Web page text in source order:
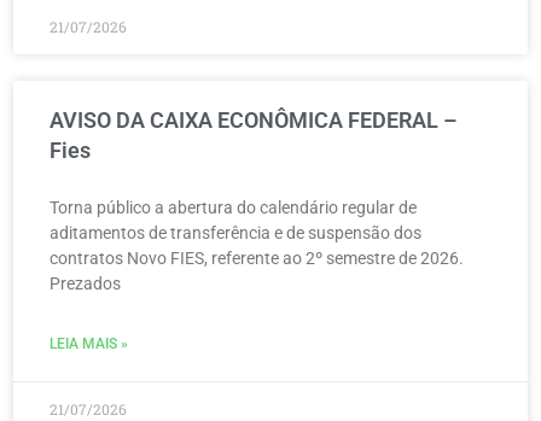
21/07/2026
AVISO DA CAIXA ECONÔMICA FEDERAL –
Fies
Torna público a abertura do calendário regular de
aditamentos de transferência e de suspensão dos
contratos Novo FIES, referente ao 2º semestre de 2026.
Prezados
LEIA MAIS »
21/07/2026